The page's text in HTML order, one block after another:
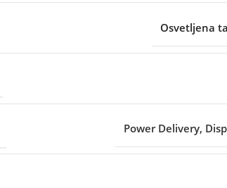
Osvetljena
Power Delivery,